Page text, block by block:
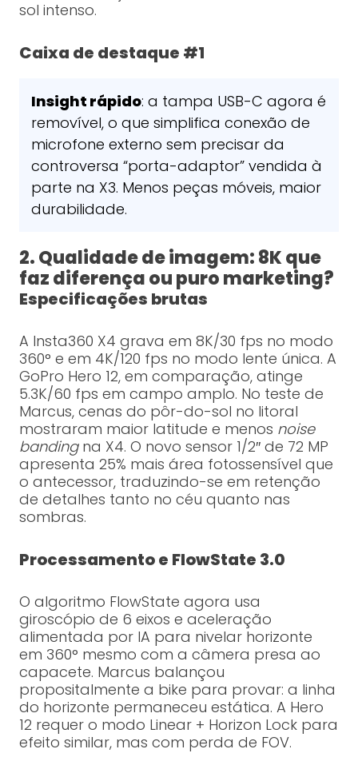
sol intenso.
Caixa de destaque #1
Insight rápido: a tampa USB-C agora é
removível, o que simplifica conexão de
microfone externo sem precisar da
controversa “porta-adaptor” vendida à
parte na X3. Menos peças móveis, maior
durabilidade.
2. Qualidade de imagem: 8K que
faz diferença ou puro marketing?
Especificações brutas
A Insta360 X4 grava em 8K/30 fps no modo
360° e em 4K/120 fps no modo lente única. A
GoPro Hero 12, em comparação, atinge
5.3K/60 fps em campo amplo. No teste de
Marcus, cenas do pôr-do-sol no litoral
mostraram maior latitude e menos noise
bandingna X4. O novo sensor 1/2″ de 72 MP
apresenta 25% mais área fotossensível que
o antecessor, traduzindo-se em retenção
de detalhes tanto no céu quanto nas
sombras.
Processamento e FlowState 3.0
O algoritmo FlowState agora usa
giroscópio de 6 eixos e aceleração
alimentada por IA para nivelar horizonte
em 360° mesmo com a câmera presa ao
capacete. Marcus balançou
propositalmente a bike para provar: a linha
do horizonte permaneceu estática. A Hero
12 requer o modo Linear + Horizon Lock para
efeito similar, mas com perda de FOV.